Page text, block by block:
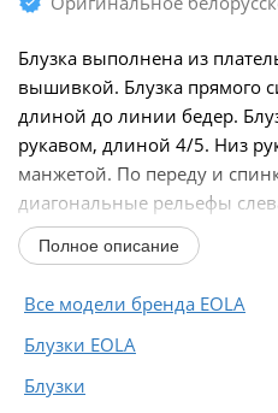
Блузка выполнена из
вышивкой. Блузка прямого
длиной до линии бедер.
рукавом, длиной 4/5. Низ
манжетой. По переду и
диагональные рельефы
бокового...
Полное описание
Все модели бренда EOLA
Блузки EOLA
Блузки